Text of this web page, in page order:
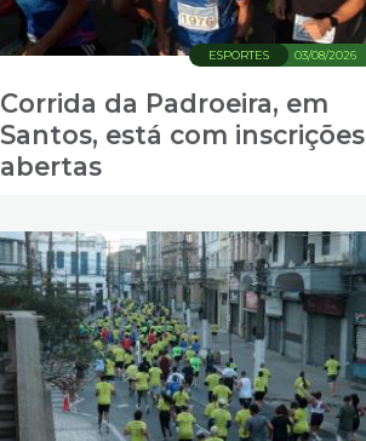
03/08/2026
ESPORTES
Corrida da Padroeira, em
Santos, está com inscrições
abertas